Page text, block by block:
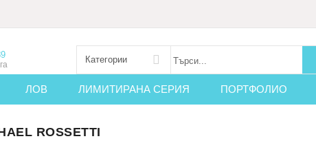
Категории
ЛОВ ЛИМИТИРАНА СЕРИЯ ПОРТФОЛИО
ROSSETTI